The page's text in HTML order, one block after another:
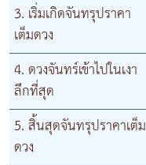
3. เริ่มเกิดจันทรุปราคา
เต็มดวง
4. ดวงจันทร์เข้าไปในเงา
ลึกที่สุด
5. สิ้นสุดจันทรุปราคาเต็ม
ดวง